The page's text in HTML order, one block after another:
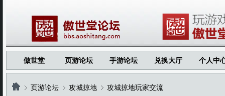
傲世堂 页游论坛 手游论坛 兑换大厅 个人中
页游论坛 攻城掠地 攻城掠地玩家交流